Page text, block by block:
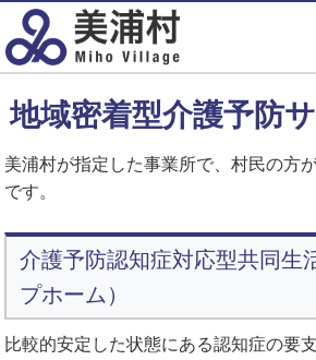
地域密着型介護予防
美浦村が指定した事業所で、村民の方
です。
介護予防認知症対応型共同生
プホーム）
比較的安定した状態にある認知症の要